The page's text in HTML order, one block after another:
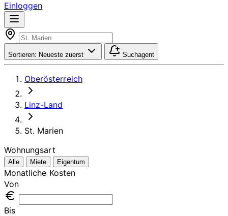
Einloggen
Sortieren: Neueste zuerst Suchagent
Oberösterreich
Linz-Land
St. Marien
Wohnungsart
Alle Miete Eigentum
Monatliche Kosten
Von
Bis